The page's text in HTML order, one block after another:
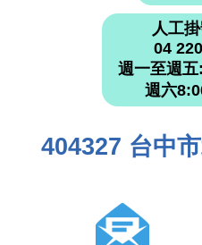
人工
04
週一至週
週六
404327 台中